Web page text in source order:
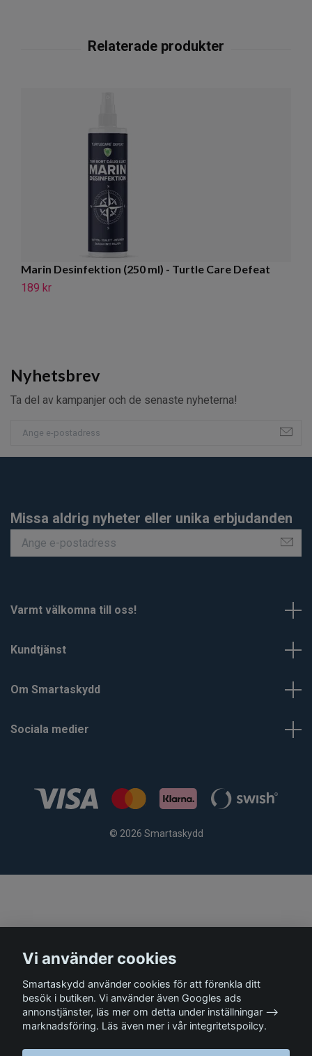
Nyhetsbrev
Ta del av kampanjer och de senaste nyheterna!
Marin Desinfektion (250 ml) - Turtle Care Defeat
189 kr
Missa aldrig nyheter eller unika erbjudanden
Varmt välkomna till oss!
Kundtjänst
Om Smartaskydd
Sociala medier
© 2026 Smartaskydd
Vi använder cookies
Smartaskydd använder cookies för att förenkla ditt
besök i butiken. Vi använder även Googles ads
annonstjänster, läs mer om detta under inställningar -->
marknadsföring. Läs även mer i vår integritetspoilcy.